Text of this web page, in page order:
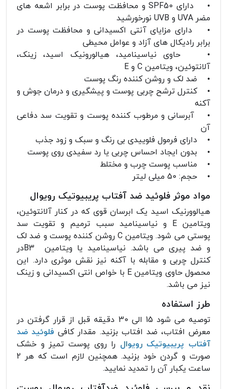
• دارای SPF50 و محافظت پوست در برابر اشعه های
مضر UVA و UVB نورخورشید
• دارای مزایای آنتی اکسیدانی و محافظت پوست در
برابر رادیکال های آزاد و عوامل محیطی
• حاوی نیاسینامید، هیالورونیک اسید، زینک،
آلانتوئین، ویتامین C و E
• ضد لک و روشن کننده رنگ پوست
• کنترل ترشح چربی پوست و پیشگیری و درمان جوش و
آکنه
• آبرسانی و مرطوب کننده پوست و تقویت سد دفاعی
آن
• دارای فرمول فلوییدی بی رنگ و سبک و زود جذب
• بدون ایجاد احساس چربی یا رد سفیدی روی پوست
• مناسب پوست چرب و مختلط
• حجم: 50 میلی لیتر
مواد موثر فلوئید ضد آفتاب پریبیوتیک رویوال
هیالوورنیک اسید یک ابرسان قوی که در کنار آلانتوئین،
ویتامین E و نیاسینامید سبب ترمیم و تقویت سد
پوستی می شود. ویتامین C روشن کننده پوست و ضد لک
و ضد پیری می باشد. نیاسینامید یا ویتامین B3در
کنترل چربی و مقابله با آکنه نیز نقش موثری دارد. این
محصول حاوی ویتامین E با خواص انتی اکسیدانی و زینک
نیز می باشد.
طرز استفاده
توصیه می شود 15 الی 30 دقیقه قبل از قرار گرفتن در
معرض افتاب، ضد افتاب بزنید. مقدار کافیفلوئید ضد
آفتاب پریبیوتیک رویوال را روی پوست تمیز و خشک
صورت و گردن خود بزنید. همچنین لازم است که هر 2
ساعت یکبار آن را تمدید نمایید.